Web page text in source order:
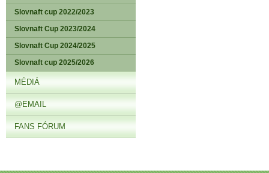
Slovnaft cup 2022/2023
Slovnaft Cup 2023/2024
Slovnaft Cup 2024/2025
Slovnaft cup 2025/2026
MÉDIÁ
@EMAIL
FANS FÓRUM